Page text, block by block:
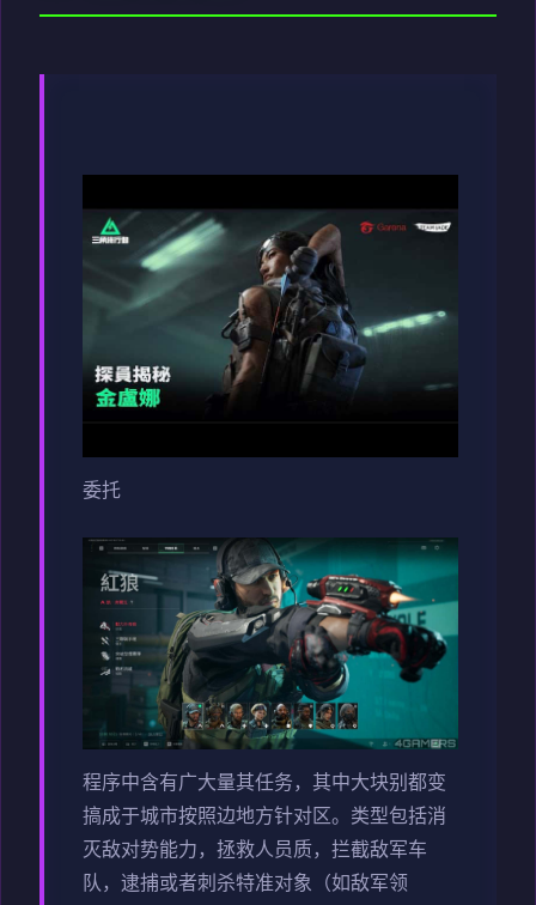
委托
程序中含有广大量其任务，其中大块别都变
搞成于城市按照边地方针对区。类型包括消
灭敌对势能力，拯救人员质，拦截敌军车
队，逮捕或者刺杀特准对象（如敌军领